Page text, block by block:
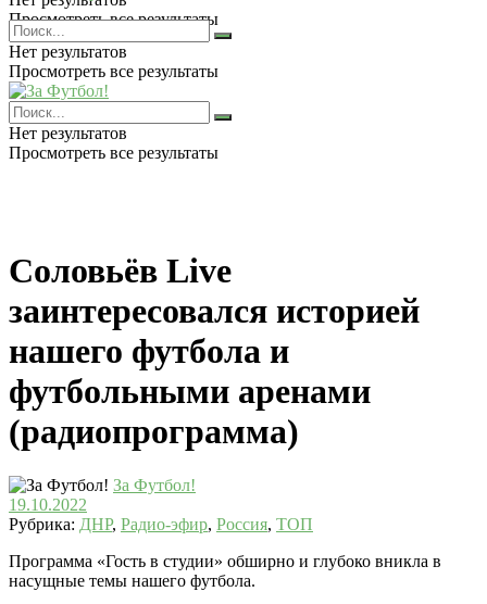
Просмотреть все результаты
Нет результатов
Просмотреть все результаты
Нет результатов
Просмотреть все результаты
Соловьёв Live
заинтересовался историей
нашего футбола и
футбольными аренами
(радиопрограмма)
За Футбол!
19.10.2022
Рубрика: ДНР, Радио-эфир, Россия, ТОП
Программа «Гость в студии» обширно и глубоко вникла в
насущные темы нашего футбола.